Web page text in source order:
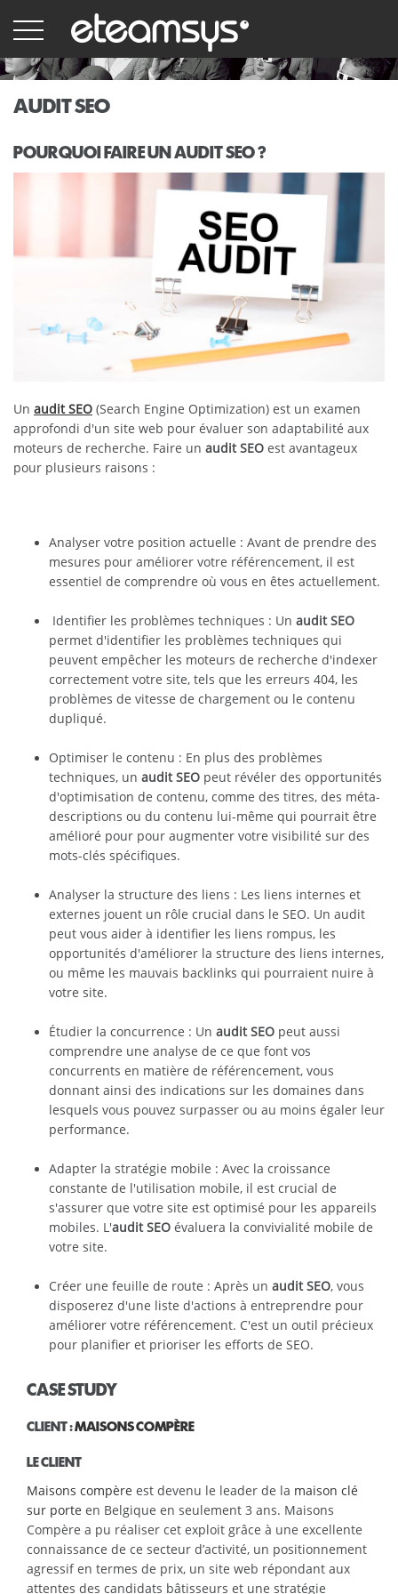
au
principal
AUDIT SEO
POURQUOI FAIRE UN AUDIT SEO ?
Un audit SEO (Search Engine Optimization) est un examen
approfondi d'un site web pour évaluer son adaptabilité aux
moteurs de recherche. Faire un audit SEO est avantageux
pour plusieurs raisons :
Analyser votre position actuelle : Avant de prendre des
mesures pour améliorer votre référencement, il est
essentiel de comprendre où vous en êtes actuellement.
Identifier les problèmes techniques : Un audit SEO
permet d'identifier les problèmes techniques qui
peuvent empêcher les moteurs de recherche d'indexer
correctement votre site, tels que les erreurs 404, les
problèmes de vitesse de chargement ou le contenu
dupliqué.
Optimiser le contenu : En plus des problèmes
techniques, un audit SEO peut révéler des opportunités
d'optimisation de contenu, comme des titres, des méta-
descriptions ou du contenu lui-même qui pourrait être
amélioré pour pour augmenter votre visibilité sur des
mots-clés spécifiques.
Analyser la structure des liens : Les liens internes et
externes jouent un rôle crucial dans le SEO. Un audit
peut vous aider à identifier les liens rompus, les
opportunités d'améliorer la structure des liens internes,
ou même les mauvais backlinks qui pourraient nuire à
votre site.
Étudier la concurrence : Un audit SEO peut aussi
comprendre une analyse de ce que font vos
concurrents en matière de référencement, vous
donnant ainsi des indications sur les domaines dans
lesquels vous pouvez surpasser ou au moins égaler leur
performance.
Adapter la stratégie mobile : Avec la croissance
constante de l'utilisation mobile, il est crucial de
s'assurer que votre site est optimisé pour les appareils
mobiles. L'audit SEO évaluera la convivialité mobile de
votre site.
Créer une feuille de route : Après un audit SEO, vous
disposerez d'une liste d'actions à entreprendre pour
améliorer votre référencement. C'est un outil précieux
pour planifier et prioriser les efforts de SEO.
CASE STUDY
CLIENT :MAISONS COMPÈRE
LE CLIENT
Maisons compère est devenu le leader de la maison clé
sur porte en Belgique en seulement 3 ans. Maisons
Compère a pu réaliser cet exploit grâce à une excellente
connaissance de ce secteur d’activité, un positionnement
agressif en termes de prix, un site web répondant aux
attentes des candidats bâtisseurs et une stratégie